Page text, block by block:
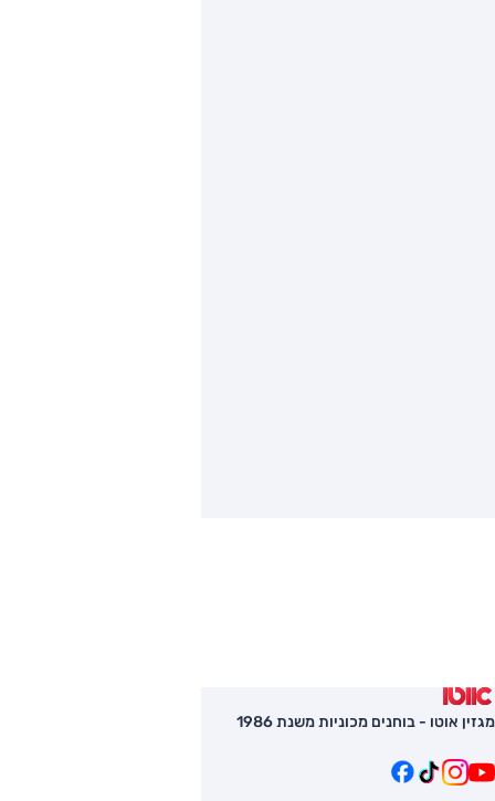
מגזין אוטו - בוחנים מכוניות משנת 1986